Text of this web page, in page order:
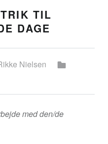
TIL
DAGE
Nielsen
med den/de